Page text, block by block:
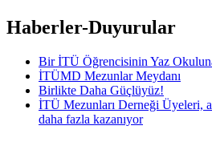
Haberler-Duyurular
Bir İTÜ Öğrencisinin Yaz
İTÜMD Mezunlar Meydanı
Birlikte Daha Güçlüyüz!
İTÜ Mezunları Derneği Üyeleri,
daha fazla kazanıyor